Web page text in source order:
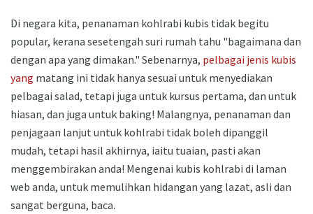
Di negara kita, penanaman kohlrabi kubis tidak begitu
popular, kerana sesetengah suri rumah tahu "bagaimana dan
dengan apa yang dimakan." Sebenarnya, pelbagai jenis kubis
yang matang ini tidak hanya sesuai untuk menyediakan
pelbagai salad, tetapi juga untuk kursus pertama, dan untuk
hiasan, dan juga untuk baking! Malangnya, penanaman dan
penjagaan lanjut untuk kohlrabi tidak boleh dipanggil
mudah, tetapi hasil akhirnya, iaitu tuaian, pasti akan
menggembirakan anda! Mengenai kubis kohlrabi di laman
web anda, untuk memulihkan hidangan yang lazat, asli dan
sangat berguna, baca.